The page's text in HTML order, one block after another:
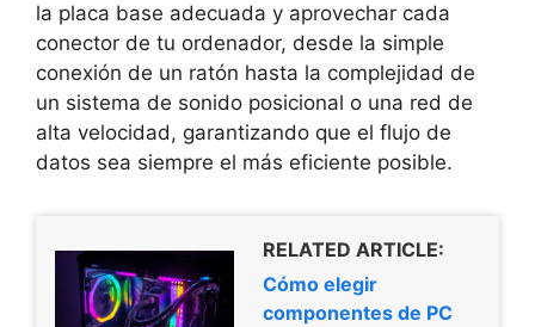
la placa base adecuada y aprovechar cada
conector de tu ordenador, desde la simple
conexión de un ratón hasta la complejidad de
un sistema de sonido posicional o una red de
alta velocidad, garantizando que el flujo de
datos sea siempre el más eficiente posible.
RELATED ARTICLE:
Cómo elegir
componentes de PC